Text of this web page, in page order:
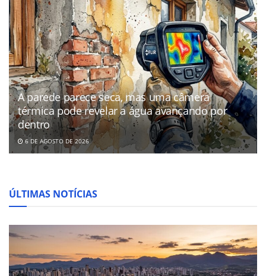
A parede parece seca, mas uma câmera
térmica pode revelar a água avançando por
dentro
6 DE AGOSTO DE 2026
ÚLTIMAS NOTÍCIAS